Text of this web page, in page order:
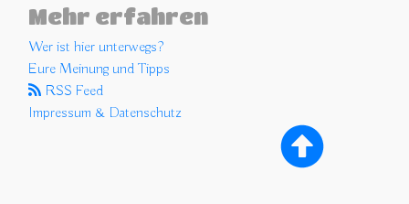
Mehr erfahren
Wer ist hier unterwegs?
Eure Meinung und Tipps
RSS Feed
Impressum & Datenschutz